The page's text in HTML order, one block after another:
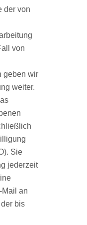
der von
von
geben wir
weiter.
Sie
jederzeit
Mail an
bis